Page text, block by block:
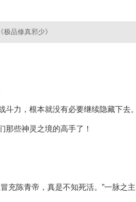
《极品修真邪少》
斗力，根本就没有必要继续隐藏下去
那些神灵之境的高手了！
充陈青帝，真是不知死活。”一脉之